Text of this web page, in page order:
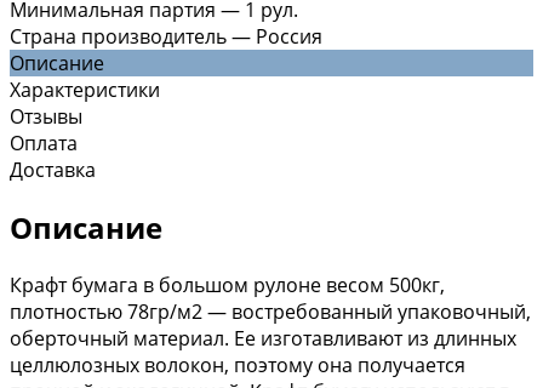
Минимальная партия — 1 рул.
Страна производитель— Россия
Описание
Характеристики
Отзывы
Оплата
Доставка
Описание
Крафт бумага в большом рулоне весом 500кг,
плотностью 78гр/м2 — востребованный упаковочный,
оберточный материал. Ее изготавливают из длинных
целлюлозных волокон, поэтому она получается